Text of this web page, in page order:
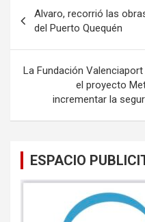
o
o
k
A
p
p
de
entradas
Alvaro, recorrió las
del Puerto Quequén
La Fundación
el proyecto
incrementar la
ESPACIO